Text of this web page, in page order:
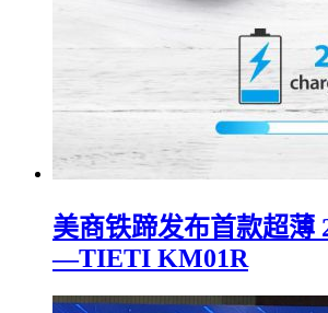
美商铁蹄发布首款超薄
—TIETI KM01R